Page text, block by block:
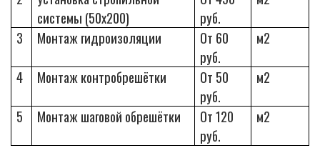
системы (50х200)
руб.
3 Монтаж гидроизоляции
От 60
руб.
м2
4 Монтаж контробрешётки
От 50
руб.
м2
5 Монтаж шаговой обрешётки
От 120
руб.
м2